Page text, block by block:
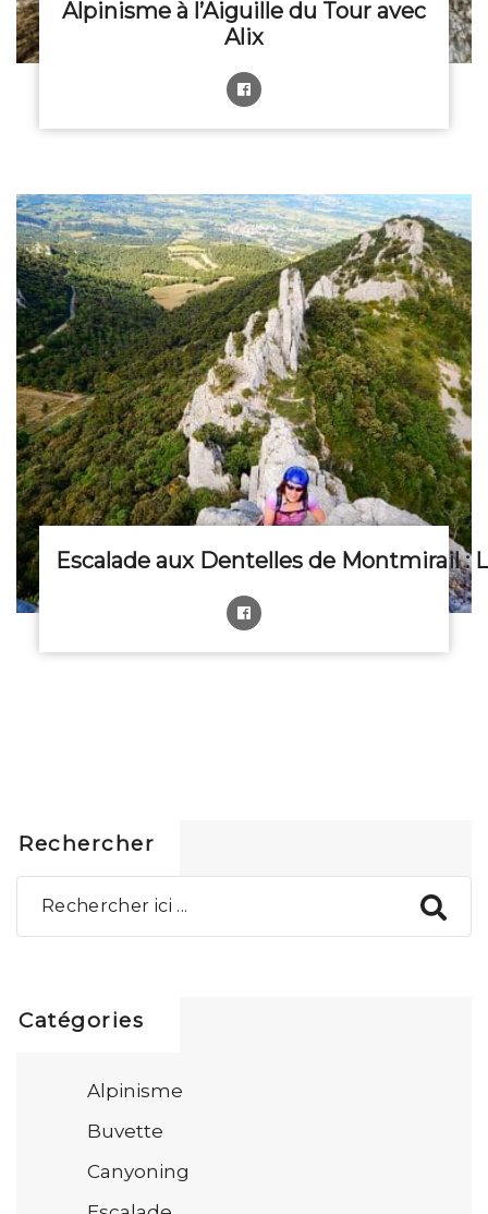
Alpinisme à l’Aiguille du Tour avec
Alix
Escalade aux Dentelles de Montmirail :
Rechercher
Catégories
Alpinisme
Buvette
Canyoning